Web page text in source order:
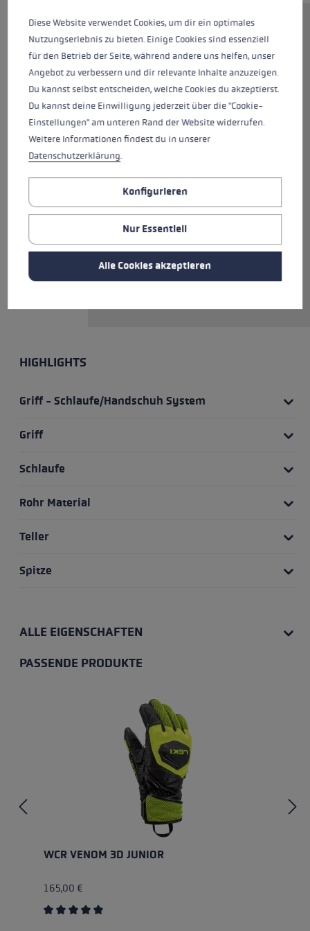
Die 16 mm Rohre aus
hochfestem Aluminium sind
perfekt geeignet für junge
Weltcups spüren wollen. Die
Riesenslalom-Biegung und
kommt der neu entwickelte
Trigger 3D-Pro G Griff. Das neue
Trigger 3D-System bietet mehr
Kontrolle durch eine direkte
Verbindung zwischen
Handschuh und Stock und
verbesserten Bedienkomfort
durch schnelles Ein- und
HIGHLIGHTS
Griff - Schlaufe/Handschuh System
Griff
Schlaufe
Rohr Material
Teller
Spitze
ALLE EIGENSCHAFTEN
PASSENDE PRODUKTE
WCR VENOM 3D JUNIOR
165,00 €
Diese Website verwendet Cookies, um dir ein optimales
Nutzungserlebnis zu bieten. Einige Cookies sind essenziell
für den Betrieb der Seite, während andere uns helfen, unser
Angebot zu verbessern und dir relevante Inhalte anzuzeigen.
Du kannst selbst entscheiden, welche Cookies du akzeptierst.
Du kannst deine Einwilligung jederzeit über die "Cookie-
Einstellungen" am unteren Rand der Website widerrufen.
Weitere Informationen findest du in unserer
Datenschutzerklärung.
Konfigurieren
Nur Essentiell
Alle Cookies akzeptieren